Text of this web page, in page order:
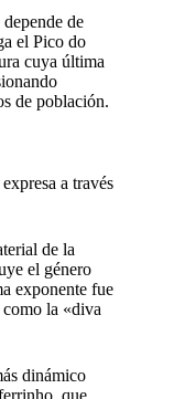
de
el Pico do
cuya última
de población.
a través
de la
el género
exponente fue
la «diva
dinámico